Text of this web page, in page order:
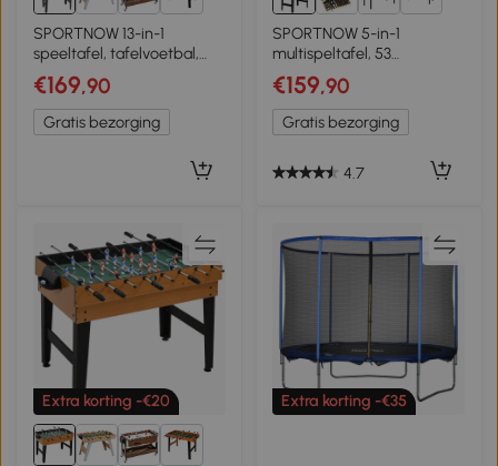
SPORTNOW 13-in-1
speeltafel, tafelvoetbal,
schaak, biljart, tafeltennis
en meer, MDF, kunststof,
Walnoot
€169,90
Gratis bezorging
SPORTNOW 5-in-1
multispeltafel, 53
onderdelen, tafelvoetbal,
tafelhockey, tafeltennis,
biljart, basketbal, walnoot
€159,90
Gratis bezorging
4.7
Extra korting -€20 Extra korting -€35